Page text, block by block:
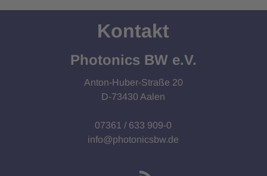
Kontakt
Photonics BW e.V.
Anton-Huber-Straße 20
D-73430 Aalen
07361 / 633 909-0
info@photonicsbw.de